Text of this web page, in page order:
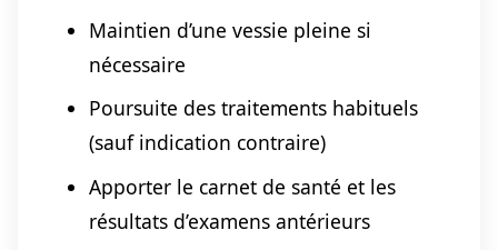
Maintien d’une vessie pleine si
nécessaire
Poursuite des traitements habituels
(sauf indication contraire)
Apporter le carnet de santé et les
résultats d’examens antérieurs